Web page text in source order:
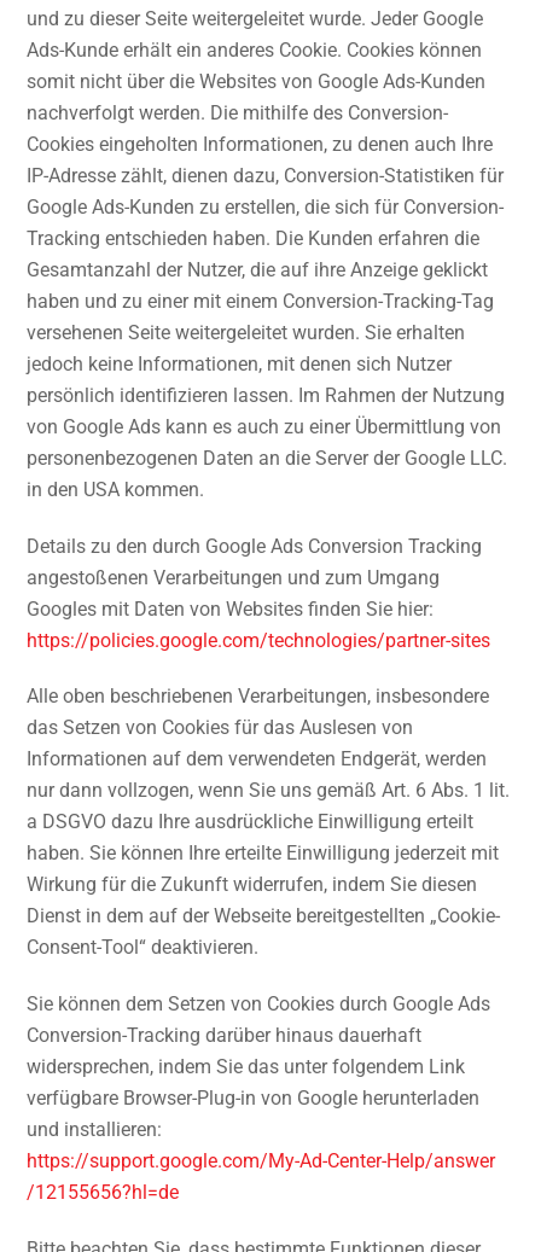
und zu dieser Seite weitergeleitet wurde. Jeder Google
Ads-Kunde erhält ein anderes Cookie. Cookies können
somit nicht über die Websites von Google Ads-Kunden
nachverfolgt werden. Die mithilfe des Conversion-
Cookies eingeholten Informationen, zu denen auch Ihre
IP-Adresse zählt, dienen dazu, Conversion-Statistiken für
Google Ads-Kunden zu erstellen, die sich für Conversion-
Tracking entschieden haben. Die Kunden erfahren die
Gesamtanzahl der Nutzer, die auf ihre Anzeige geklickt
haben und zu einer mit einem Conversion-Tracking-Tag
versehenen Seite weitergeleitet wurden. Sie erhalten
jedoch keine Informationen, mit denen sich Nutzer
persönlich identifizieren lassen. Im Rahmen der Nutzung
von Google Ads kann es auch zu einer Übermittlung von
personenbezogenen Daten an die Server der Google LLC.
in den USA kommen.
Details zu den durch Google Ads Conversion Tracking
angestoßenen Verarbeitungen und zum Umgang
Googles mit Daten von Websites finden Sie hier:
https://policies.google.com/technologies/partner-sites
Alle oben beschriebenen Verarbeitungen, insbesondere
das Setzen von Cookies für das Auslesen von
Informationen auf dem verwendeten Endgerät, werden
nur dann vollzogen, wenn Sie uns gemäß Art. 6 Abs. 1 lit.
a DSGVO dazu Ihre ausdrückliche Einwilligung erteilt
haben. Sie können Ihre erteilte Einwilligung jederzeit mit
Wirkung für die Zukunft widerrufen, indem Sie diesen
Dienst in dem auf der Webseite bereitgestellten „Cookie-
Consent-Tool“ deaktivieren.
Sie können dem Setzen von Cookies durch Google Ads
Conversion-Tracking darüber hinaus dauerhaft
widersprechen, indem Sie das unter folgendem Link
verfügbare Browser-Plug-in von Google herunterladen
und installieren:
https://support.google.com/My-Ad-Center-Help/answer
/12155656?hl=de